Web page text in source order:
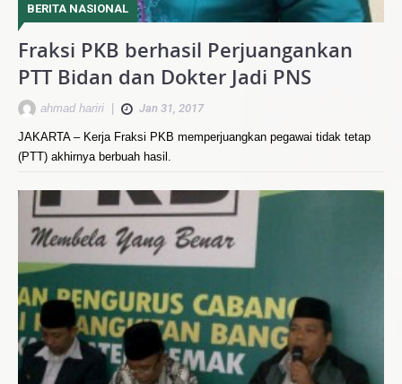
BERITA NASIONAL
Fraksi PKB berhasil Perjuangankan
PTT Bidan dan Dokter Jadi PNS
ahmad hariri Jan 31, 2017
JAKARTA – Kerja Fraksi PKB memperjuangkan pegawai tidak tetap
(PTT) akhirnya berbuah hasil.